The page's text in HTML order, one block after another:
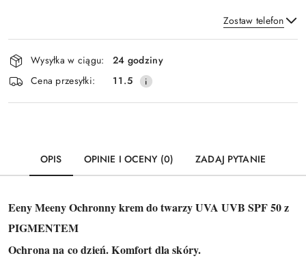
Zostaw telefon
Wyślij
Dostępność
i
dostawa
Wysyłka w ciągu:
24 godziny
Cena przesyłki:
11.5
OPIS OPINIE I OCENY (0) ZADAJ PYTANIE
Eeny Meeny Ochronny krem do twarzy UVA UVB SPF 50 z
PIGMENTEM
Ochrona na co dzień. Komfort dla skóry.